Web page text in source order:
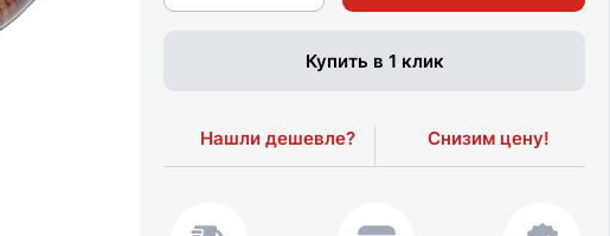
Купить в 1 клик
Нашли дешевле? Снизим цену!